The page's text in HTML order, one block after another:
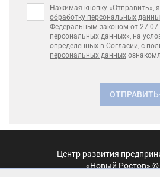
Нажимая кнопку «Отправить»,
обработку персональных
Федеральным законом от
персональных данных», на
определенных в Согласии, с
персональных данных
ОТПРАВИТЬ
Центр развития
«Новый Ростов» ©